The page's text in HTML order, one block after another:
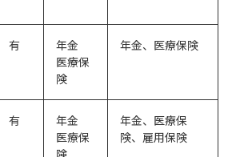
有
年金
医療保
険
年金、医療保険
有
年金
医療保
険
年金、医療保
険、雇用保険